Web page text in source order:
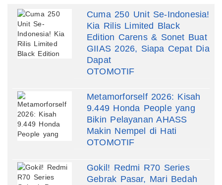
Cuma 250 Unit Se-Indonesia!
Kia Rilis Limited Black
Edition Carens & Sonet Buat
GIIAS 2026, Siapa Cepat Dia
Dapat
OTOMOTIF
Metamorforself 2026: Kisah
9.449 Honda People yang
Bikin Pelayanan AHASS
Makin Nempel di Hati
OTOMOTIF
Gokil! Redmi R70 Series
Gebrak Pasar, Mari Bedah